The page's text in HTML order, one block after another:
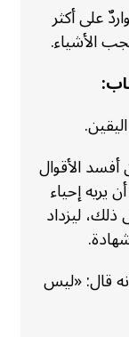
على أكثر
الأشياء.
الأقوال
يريه إحياء
ذلك، ليزداد
قال: «ليس